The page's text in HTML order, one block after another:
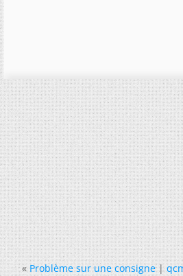
« Problème sur une consigne|